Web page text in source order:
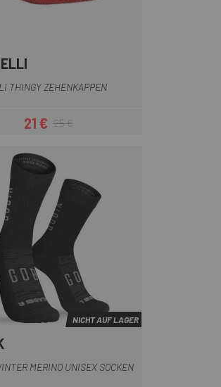
THINGY ZEHENKAPPEN
Preis
21 € Regulärer Preis
25 €
NICHT AUF LAGER
MERINO UNISEX SOCKEN